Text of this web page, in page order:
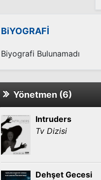
BiYOGRAFİ
Biyografi Bulunamadı
Yönetmen (6)
Intruders
Tv Dizisi
Dehşet Gecesi